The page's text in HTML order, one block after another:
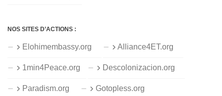
NOS SITES D’ACTIONS :
Elohimembassy.org Alliance4ET.org
1min4Peace.org Descolonizacion.org
Paradism.org Gotopless.org